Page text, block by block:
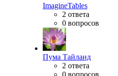
ImagineTables
2 ответа
0 вопросов
Пума Тайланд
2 ответа
0 вопросов